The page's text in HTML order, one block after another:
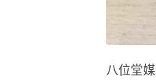
八位堂